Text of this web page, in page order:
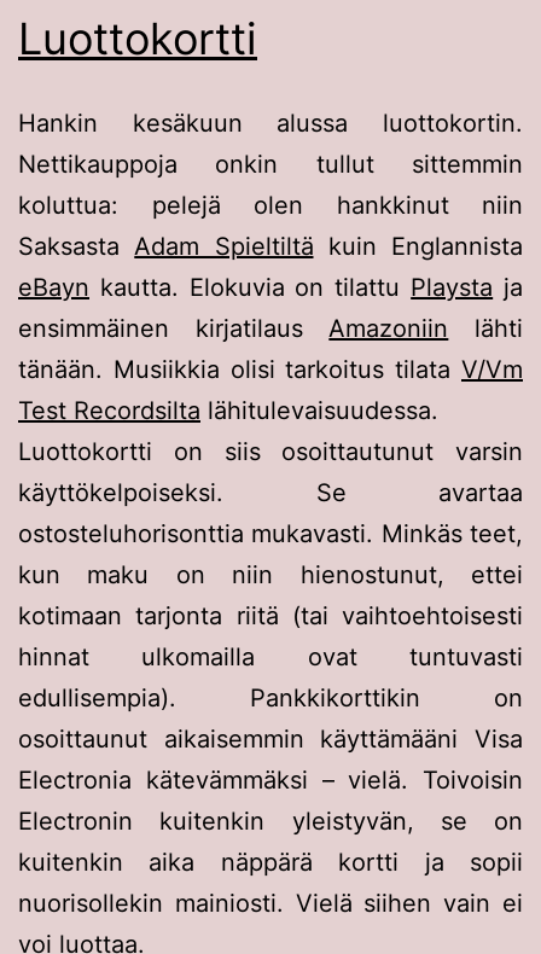
Luottokortti
Hankin kesäkuun alussa luottokortin.
Nettikauppoja onkin tullut sittemmin
koluttua: pelejä olen hankkinut niin
Saksasta Adam Spieltiltä kuin Englannista
eBayn kautta. Elokuvia on tilattu Playsta ja
ensimmäinen kirjatilaus Amazoniin lähti
tänään. Musiikkia olisi tarkoitus tilata V/Vm
Test Recordsilta lähitulevaisuudessa.
Luottokortti on siis osoittautunut varsin
käyttökelpoiseksi. Se avartaa
ostosteluhorisonttia mukavasti. Minkäs teet,
kun maku on niin hienostunut, ettei
kotimaan tarjonta riitä (tai vaihtoehtoisesti
hinnat ulkomailla ovat tuntuvasti
edullisempia). Pankkikorttikin on
osoittaunut aikaisemmin käyttämääni Visa
Electronia kätevämmäksi – vielä. Toivoisin
Electronin kuitenkin yleistyvän, se on
kuitenkin aika näppärä kortti ja sopii
nuorisollekin mainiosti. Vielä siihen vain ei
voi luottaa.